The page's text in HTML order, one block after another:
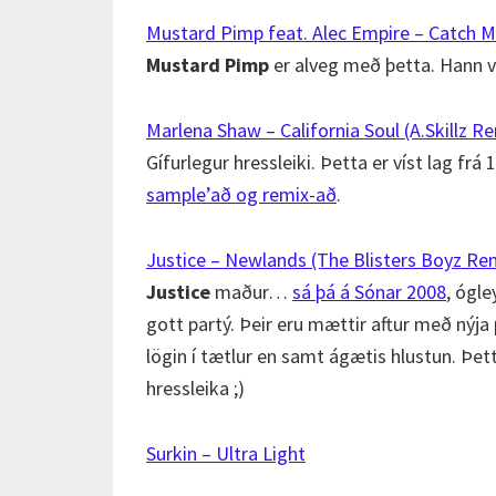
Mustard Pimp feat. Alec Empire – Catch
Mustard Pimp er alveg með þetta. Hann
Marlena Shaw – California Soul (A.Skillz
Gífurlegur hressleiki. Þetta er víst lag frá
sample’að og remix-að.
Justice – Newlands (The Blisters Boyz
Justice maður… sá þá á Sónar 2008,
gott partý. Þeir eru mættir aftur með nýja
lögin í tætlur en samt ágætis hlustun.
hressleika ;)
Surkin – Ultra Light